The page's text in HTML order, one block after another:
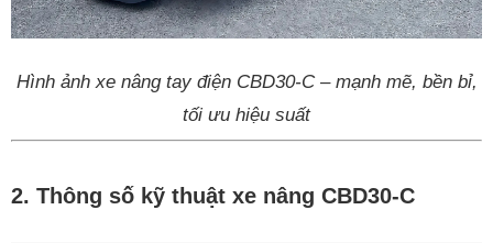
Hình ảnh xe nâng tay điện CBD30-C – mạnh mẽ, bền bỉ,
tối ưu hiệu suất
2. Thông số kỹ thuật xe nâng CBD30-C